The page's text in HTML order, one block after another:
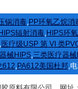
锅消毒,PP环氧乙烷消
HIPS辐射消毒,HIPS环
,医疗级USP 第 VI 类
械HIPS,三类医疗器
612,PA612美国杜邦,